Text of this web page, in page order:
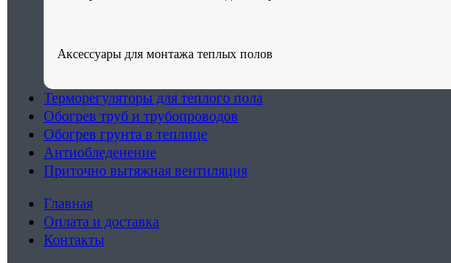
Аксессуары для монтажа теплых полов
Терморегуляторы для теплого пола
Обогрев труб и трубопроводов
Обогрев грунта в теплице
Антиобледенение
Приточно вытяжная вентиляция
Главная
Оплата и доставка
Контакты